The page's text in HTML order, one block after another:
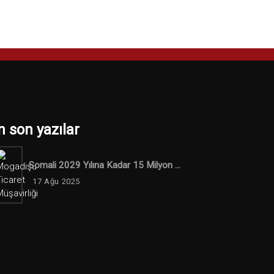
son yazılar
Somali 2029 Yılına Kadar 15 Milyon ...
17 Ağu 2025